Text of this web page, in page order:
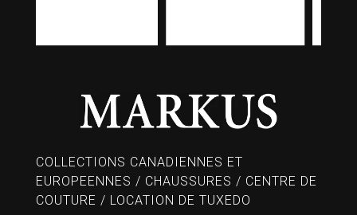
COLLECTIONS CANADIENNES ET
EUROPEENNES / CHAUSSURES / CENTRE DE
COUTURE / LOCATION DE TUXEDO